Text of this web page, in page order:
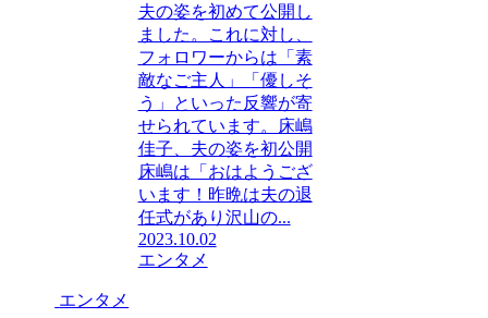
夫の姿を初めて公開し
ました。これに対し、
フォロワーからは「素
敵なご主人」「優しそ
う」といった反響が寄
せられています。床嶋
佳子、夫の姿を初公開
床嶋は「おはようござ
います！昨晩は夫の退
任式があり沢山の...
2023.10.02
エンタメ
エンタメ